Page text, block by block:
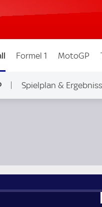
Formel 1 MotoGP
Spielplan &